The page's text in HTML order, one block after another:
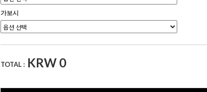
가보시
TOTAL : KRW 0